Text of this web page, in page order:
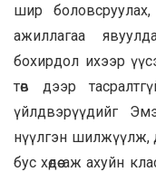
шир
ажиллагаа
бохирдол ихээр
төв дээр
үйлдвэрүүдийг
нүүлгэн шилжүүлж,
бус хөдөө аж ахуйн